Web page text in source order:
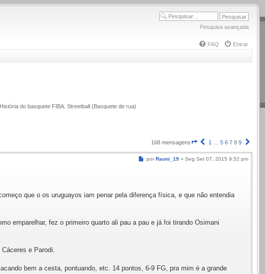
Pesquisa avançada
FAQ
Entrar
do basquete FIBA. Streetball (Basquete de rua)
168 mensagens Página
de
Anterior
1 5 6 7 8 9
Mensagem
por Raoni_19 » Seg Set 07, 2015 9:52 pm
que o os uruguayos iam penar pela diferença física, e que não entendia
emparelhar, fez o primeiro quarto ali pau a pau e já foi tirando Osimani
e Parodi.
bem a cesta, pontuando, etc. 14 pontos, 6-9 FG, pra mim é a grande